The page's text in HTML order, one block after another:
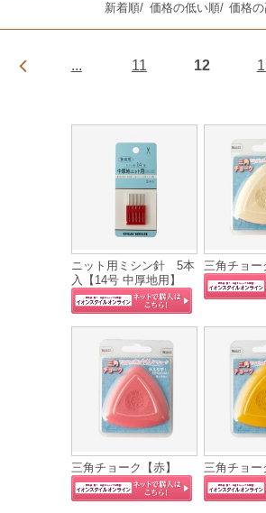
新着順/ 価格の低い順/ 価格
... 11 12
ニット用ミシン針 5本
入【14号 中厚地用】
三角チョー
三角チョーク【赤】 三角チョー